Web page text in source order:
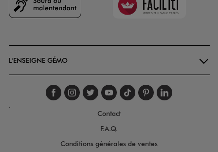
L'ENSEIGNE GÉMO
Suivez-nous sur
Suivez-nous sur
Suivez-nous sur
Suivez-nous
Suivez-nous
Suivez-
.
Contact
F.A.Q.
Conditions générales de ventes